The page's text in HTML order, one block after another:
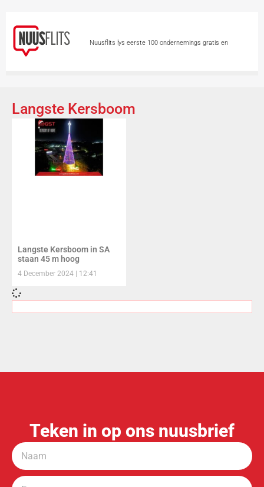
Nuusflits lys eerste 100 ondernemings gratis en
and PIC debt
Augustus teen MPV ingeënt
gesteek tydens rooftog op kleinhoewe
ander pleegsorg geplaas
Langste Kersboom
Langste Kersboom in SA
staan 45 m hoog
4 December 2024 12:41
Teken in op ons nuusbrief